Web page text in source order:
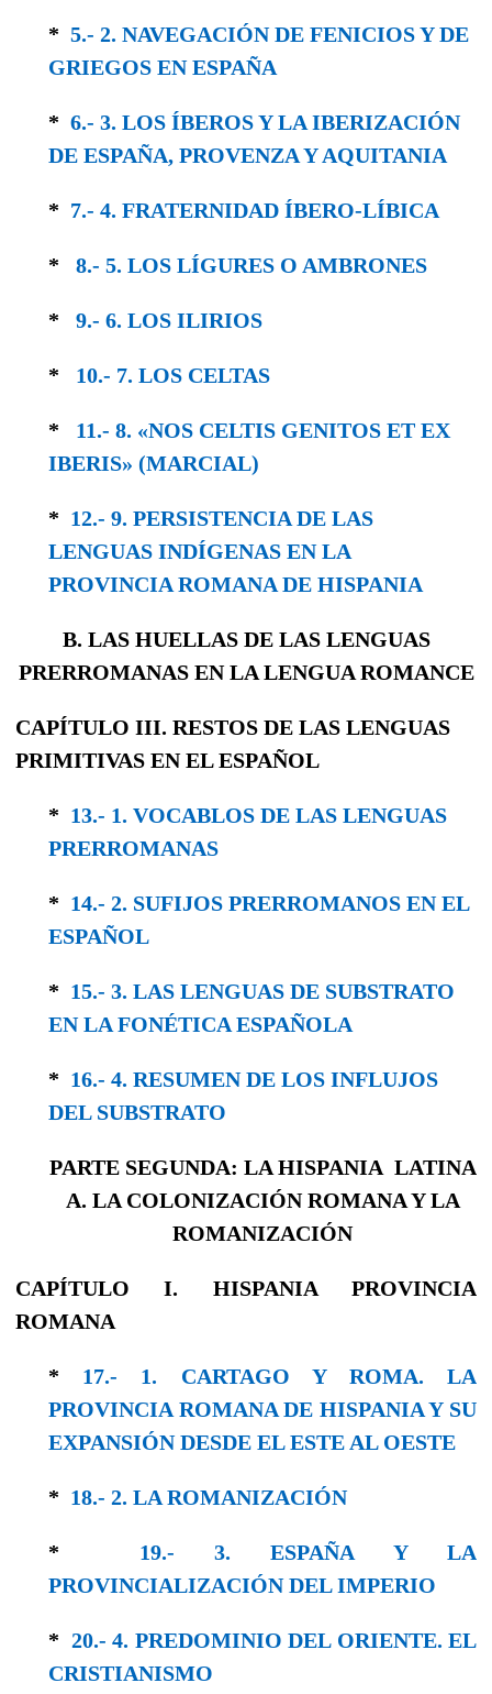
* 5.- 2. NAVEGACIÓN DE FENICIOS Y DE
GRIEGOS EN ESPAÑA
* 6.- 3. LOS ÍBEROS Y LA IBERIZACIÓN
DE ESPAÑA, PROVENZA Y AQUITANIA
* 7.- 4. FRATERNIDAD ÍBERO-LÍBICA
* 8.- 5. LOS LÍGURES O AMBRONES
* 9.- 6. LOS ILIRIOS
* 10.- 7. LOS CELTAS
* 11.- 8. «NOS CELTIS GENITOS ET EX
IBERIS» (MARCIAL)
* 12.- 9. PERSISTENCIA DE LAS
LENGUAS IN­DÍGENAS EN LA
PROVINCIA ROMANA DE HISPANIA
B. LAS HUELLAS DE LAS LENGUAS
PRERROMANAS EN LA LENGUA ROMANCE
CAPÍTULO III. RESTOS DE LAS LENGUAS
PRIMITIVAS EN EL ESPAÑOL
* 13.- 1. VOCABLOS DE LAS LENGUAS
PRERRO­MANAS
* 14.- 2. SUFIJOS PRERROMANOS EN EL
ESPAÑOL
* 15.- 3. LAS LENGUAS DE SUBSTRATO
EN LA FONÉTICA ESPAÑOLA
* 16.- 4. RESUMEN DE LOS INFLUJOS
DEL SUBSTRATO
PARTE SEGUNDA: LA HISPANIA LATINA
A. LA COLONIZACIÓN ROMANA Y LA
ROMANIZACIÓN
CAPÍTULO I. HISPANIA PROVINCIA
ROMANA
* 17.- 1. CARTAGO Y ROMA. LA
PROVINCIA ROMANA DE HISPANIA Y SU
EXPANSIÓN DESDE EL ESTE AL OESTE
* 18.- 2. LA ROMANIZACIÓN
* 19.- 3. ESPAÑA Y LA
PROVINCIALIZACIÓN DEL IMPERIO
* 20.- 4. PREDOMINIO DEL ORIENTE. EL
CRISTIANISMO